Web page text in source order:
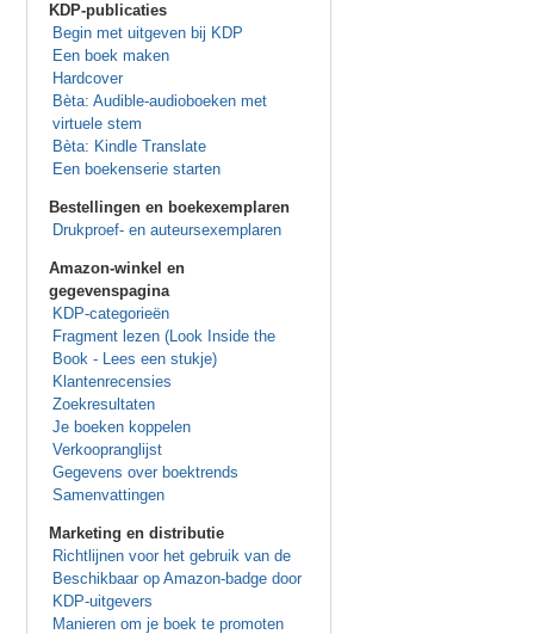
KDP-publicaties
Begin met uitgeven bij KDP
Een boek maken
Hardcover
Bèta: Audible-audioboeken met
virtuele stem
Bèta: Kindle Translate
Een boekenserie starten
Bestellingen en boekexemplaren
Drukproef- en auteursexemplaren
Amazon-winkel en
gegevenspagina
KDP-categorieën
Fragment lezen (Look Inside the
Book - Lees een stukje)
Klantenrecensies
Zoekresultaten
Je boeken koppelen
Verkoopranglijst
Gegevens over boektrends
Samenvattingen
Marketing en distributie
Richtlijnen voor het gebruik van de
Beschikbaar op Amazon-badge door
KDP-uitgevers
Manieren om je boek te promoten